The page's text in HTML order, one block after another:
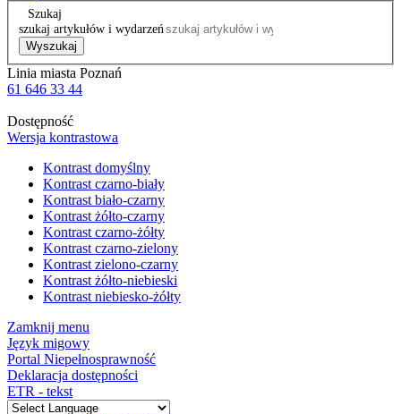
Szukaj
szukaj artykułów i wydarzeń
Wyszukaj
Linia miasta Poznań
61 646 33 44
Dostępność
Wersja kontrastowa
Kontrast domyślny
Kontrast czarno-biały
Kontrast biało-czarny
Kontrast żółto-czarny
Kontrast czarno-żółty
Kontrast czarno-zielony
Kontrast zielono-czarny
Kontrast żółto-niebieski
Kontrast niebiesko-żółty
Zamknij menu
Język migowy
Portal Niepełnosprawność
Deklaracja dostępności
ETR - tekst